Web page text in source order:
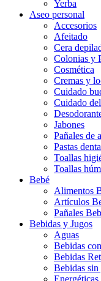
Yerba
Aseo personal
Accesorios
Afeitado
Cera
Colonias y
Cosmética
Cremas y
Cuidado
Cuidado
Jabones
Pañales de
Pastas
Toallas
Toallas
Bebé
Alimentos
Artículos
Pañales
Bebidas y Jugos
Aguas
Bebidas
Bebidas
Bebidas sin